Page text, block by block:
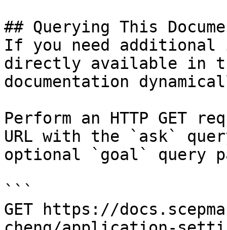
## Querying This
If you need
directly available in
documentation
Perform an HTTP GET
URL with the `ask`
optional `goal` query
```
GET https://